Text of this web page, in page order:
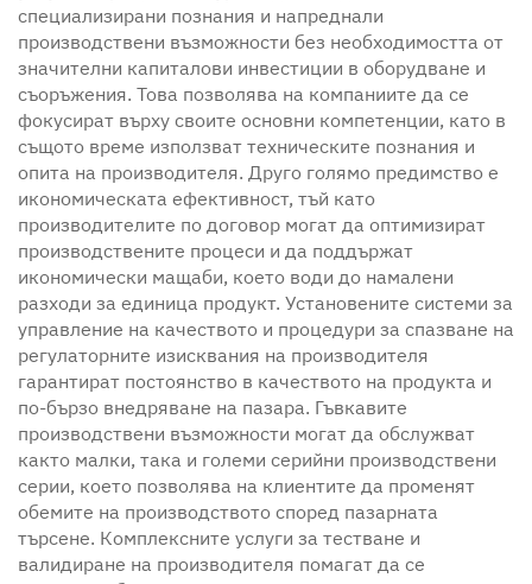
специализирани познания и напреднали
производствени възможности без необходимостта от
значителни капиталови инвестиции в оборудване и
съоръжения. Това позволява на компаниите да се
фокусират върху своите основни компетенции, като в
същото време използват техническите познания и
опита на производителя. Друго голямо предимство е
икономическата ефективност, тъй като
производителите по договор могат да оптимизират
производствените процеси и да поддържат
икономически мащаби, което води до намалени
разходи за единица продукт. Установените системи за
управление на качеството и процедури за спазване на
регулаторните изисквания на производителя
гарантират постоянство в качеството на продукта и
по-бързо внедряване на пазара. Гъвкавите
производствени възможности могат да обслужват
както малки, така и големи серийни производствени
серии, което позволява на клиентите да променят
обемите на производството според пазарната
търсене. Комплексните услуги за тестване и
валидиране на производителя помагат да се